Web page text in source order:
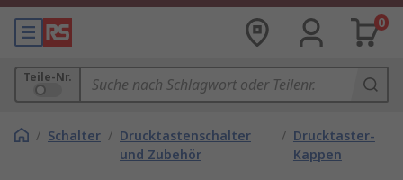
0
Teile-Nr.
/ Schalter / Drucktastenschalter
und Zubehör
/ Drucktaster-
Kappen